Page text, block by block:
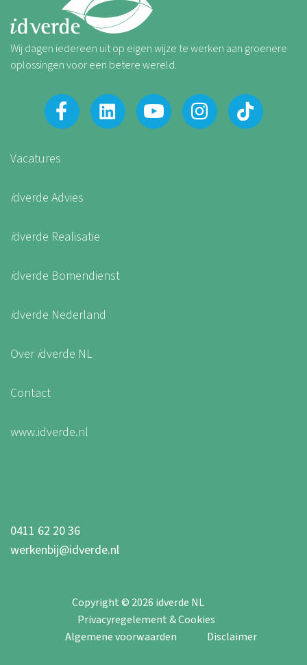
Wij dagen iedereen uit op eigen wijze te werken aan groenere
oplossingen voor een betere wereld.
Vacatures
idverde Advies
idverde Realisatie
idverde Bomendienst
idverde Nederland
Overidverde NL
Contact
www.idverde.nl
0411 62 20 36
werkenbij@idverde.nl
Copyright © 2026 idverde NL
Privacyregelement & Cookies
Algemene voorwaarden
Disclaimer